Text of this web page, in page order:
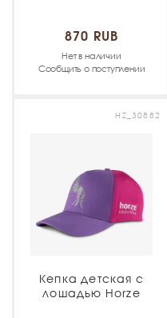
870 RUB
Нет в наличии
Сообщить о поступлении
HZ_30882
Кепка детская с
лошадью Horze